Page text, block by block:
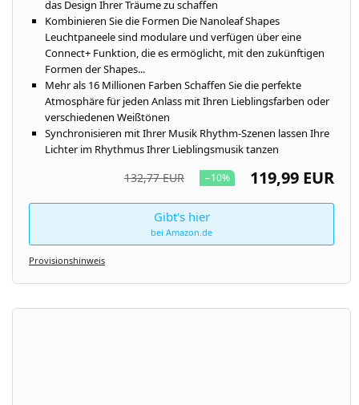
das Design Ihrer Träume zu schaffen
Kombinieren Sie die Formen Die Nanoleaf Shapes
Leuchtpaneele sind modulare und verfügen über eine
Connect+ Funktion, die es ermöglicht, mit den zukünftigen
Formen der Shapes...
Mehr als 16 Millionen Farben Schaffen Sie die perfekte
Atmosphäre für jeden Anlass mit Ihren Lieblingsfarben oder
verschiedenen Weißtönen
Synchronisieren mit Ihrer Musik Rhythm-Szenen lassen Ihre
Lichter im Rhythmus Ihrer Lieblingsmusik tanzen
132,77 EUR −10% 119,99 EUR
Gibt's hier
bei Amazon.de
Provisionshinweis